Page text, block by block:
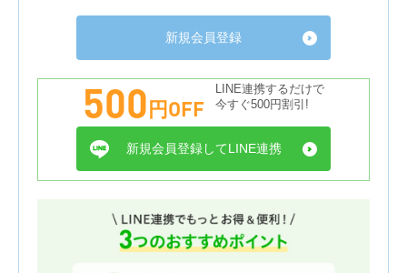
新規会員登録
500円OFF
LINE連携するだけで
今すぐ500円割引!
新規会員登録してLINE連携